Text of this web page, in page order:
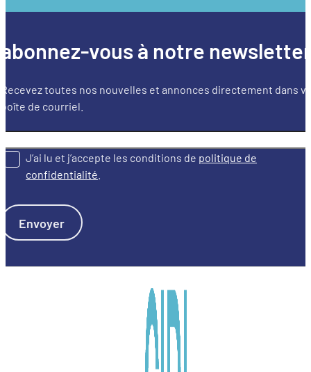
abonnez-vous à notre newsletter
Recevez toutes nos nouvelles et annonces directement dans
boîte de courriel.
J’ai lu et j’accepte les conditions de politique de
confidentialité
Envoyer